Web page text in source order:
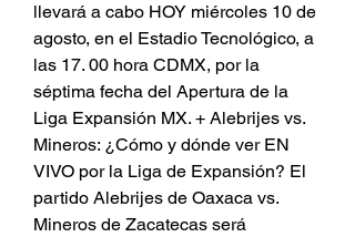
llevará a cabo HOY miércoles 10 de
agosto, en el Estadio Tecnológico, a
las 17. 00 hora CDMX, por la
séptima fecha del Apertura de la
Liga Expansión MX. + Alebrijes vs.
Mineros: ¿Cómo y dónde ver EN
VIVO por la Liga de Expansión? El
partido Alebrijes de Oaxaca vs.
Mineros de Zacatecas será